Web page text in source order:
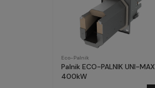
Eco-Palnik
Palnik ECO-PALNIK UNI-MAX
400kW